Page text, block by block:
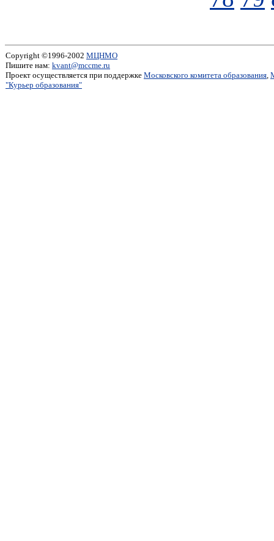
Copyright ©1996-2002 МЦНМО
Пишите нам: kvant@mccme.ru
Проект осуществляется при поддержке Московского комитета образования,
"Курьер образования"